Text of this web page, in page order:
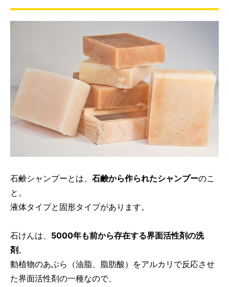
石鹸シャンプーとは、 石鹸から作られたシャンプーのこ
と。
液体タイプと固形タイプがあります。
石けんは、 5000年も前から存在する界面活性剤の洗
剤 。
動植物のあぶら（油脂、脂肪酸）をアルカリで反応させ
た界面活性剤の一種なので、